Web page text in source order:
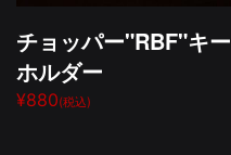
チョッパー"RBF"キー
ホルダー
¥880(税込)